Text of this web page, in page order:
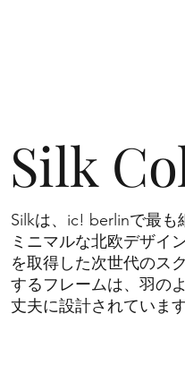
Silk
Silkは、ic! berlinで最も
ミニマルな北欧デザイ
を取得した次世代のス
するフレームは、羽の
丈夫に設計されています